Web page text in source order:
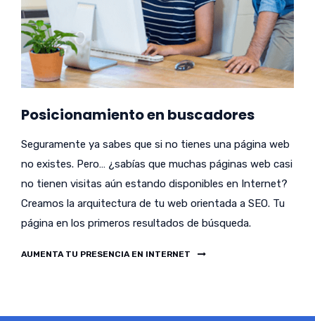
Posicionamiento en buscadores
Seguramente ya sabes que si no tienes una página web
no existes. Pero… ¿sabías que muchas páginas web casi
no tienen visitas aún estando disponibles en Internet?
Creamos la arquitectura de tu web orientada a SEO. Tu
página en los primeros resultados de búsqueda.
AUMENTA TU PRESENCIA EN INTERNET